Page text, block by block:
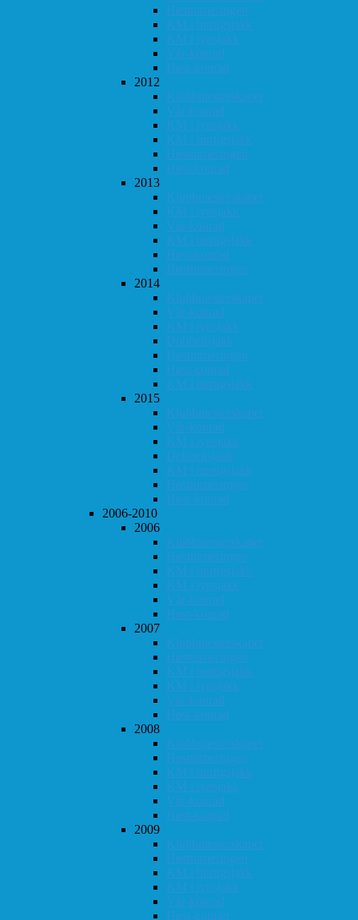
Høstturneringen
KM i hurtigsjakk
KM i lynsjakk
Vår-konrad
Høst-konrad
2012
Klubbmesterskapet
Vår-konrad
KM i lynsjakk
KM i hurtigsjakk
Høstturneringen
Høst-konrad
2013
Klubbmesterskapet
KM i lynsjakk
Vår-konrad
KM i hurtigsjakk
Høst-konrad
Høstturneringen
2014
Klubbmesterskapet
Vår-konrad
KM i lynsjakk
Dobbeltsjakk
Høstturneringen
Høst-konrad
KM i hurtigsjakk
2015
Klubbmesterskapet
Vår-konrad
KM i lynsjakk
Dobbeltsjakk
KM i hurtigsjakk
Høstturneringen
Høst-konrad
2006-2010
2006
Klubbmesterskapet
Høstturneringen
KM i hurtigsjakk
KM i lynsjakk
Vår-konrad
Høst-konrad
2007
Klubbmesterskapet
Høstturneringen
KM i hurtigsjakk
KM i lynsjakk
Vår-konrad
Høst-konrad
2008
Klubbmesterskapet
Høstturneringen
KM i hurtigsjakk
KM i lynsjakk
Vår-konrad
Høst-konrad
2009
Klubbmesterskapet
Høstturneringen
KM i hurtigsjakk
KM i lynsjakk
Vår-konrad
Høst-konrad